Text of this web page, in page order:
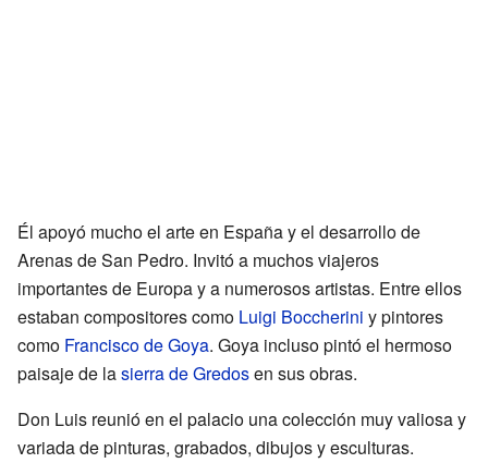
Él apoyó mucho el arte en España y el desarrollo de
Arenas de San Pedro. Invitó a muchos viajeros
importantes de Europa y a numerosos artistas. Entre ellos
estaban compositores como Luigi Boccherini y pintores
como Francisco de Goya. Goya incluso pintó el hermoso
paisaje de lasierra de Gredosen sus obras.
Don Luis reunió en el palacio una colección muy valiosa y
variada de pinturas, grabados, dibujos y esculturas.